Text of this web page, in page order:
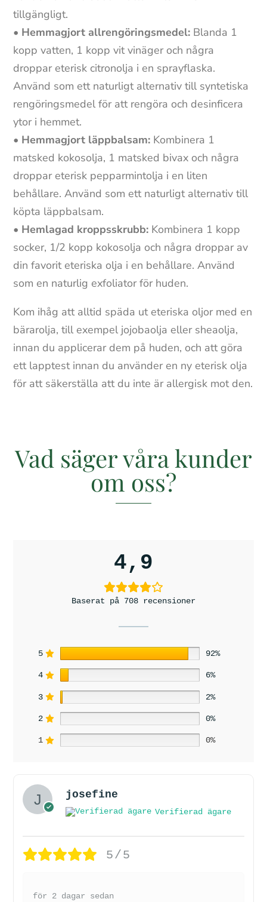
tillgängligt.
• Hemmagjort allrengöringsmedel: Blanda 1
kopp vatten, 1 kopp vit vinäger och några
droppar eterisk citronolja i en sprayflaska.
Använd som ett naturligt alternativ till syntetiska
rengöringsmedel för att rengöra och desinficera
ytor i hemmet.
• Hemmagjort läppbalsam: Kombinera 1
matsked kokosolja, 1 matsked bivax och några
droppar eterisk pepparmintolja i en liten
behållare. Använd som ett naturligt alternativ till
köpta läppbalsam.
• Hemlagad kroppsskrubb: Kombinera 1 kopp
socker, 1/2 kopp kokosolja och några droppar av
din favorit eteriska olja i en behållare. Använd
som en naturlig exfoliator för huden.
Kom ihåg att alltid späda ut eteriska oljor med en
bärarolja, till exempel jojobaolja eller sheaolja,
innan du applicerar dem på huden, och att göra
ett lapptest innan du använder en ny eterisk olja
för att säkerställa att du inte är allergisk mot den.
Vad säger våra kunder
om oss?
4,9
Baserat på 708 recensioner
5 92%
4 6%
3 2%
2 0%
1 0%
josefine
Verifierad ägare
5/5
för 2 dagar sedan